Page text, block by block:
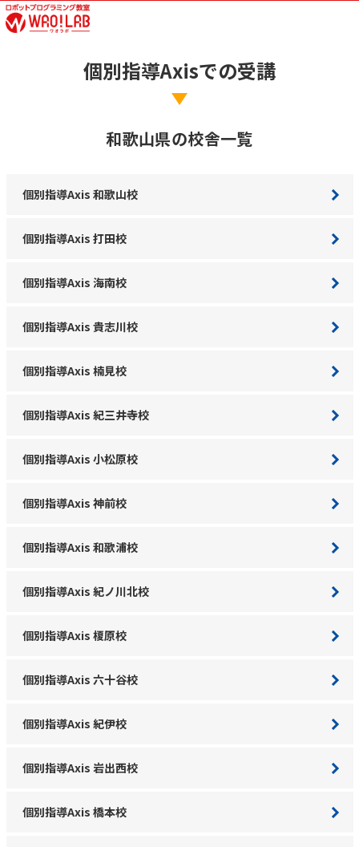
個別指導Axisでの受講
和歌山県の校舎一覧
個別指導Axis 和歌山校
個別指導Axis 打田校
個別指導Axis 海南校
個別指導Axis 貴志川校
個別指導Axis 楠見校
個別指導Axis 紀三井寺校
個別指導Axis 小松原校
個別指導Axis 神前校
個別指導Axis 和歌浦校
個別指導Axis 紀ノ川北校
個別指導Axis 榎原校
個別指導Axis 六十谷校
個別指導Axis 紀伊校
個別指導Axis 岩出西校
個別指導Axis 橋本校